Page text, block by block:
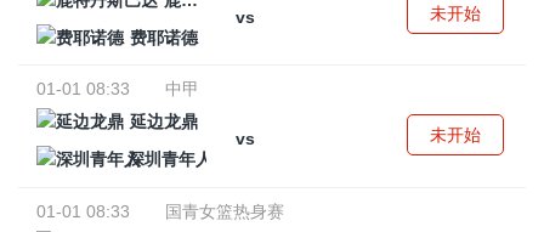
vs
费耶诺德
未开始
01-01 08:33
中甲
延边龙鼎
vs
深圳青年人
未开始
01-01 08:33
国青女篮热身赛